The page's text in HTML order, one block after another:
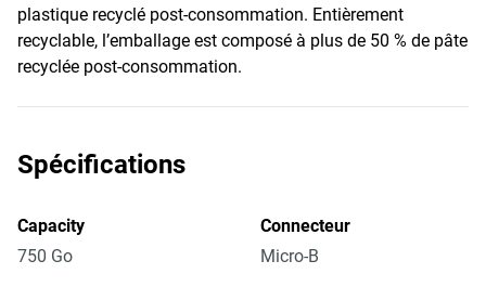
plastique recyclé post-consommation. Entièrement
recyclable, l’emballage est composé à plus de 50 % de pâte
recyclée post-consommation.
Spécifications
Capacity
750 Go
Connecteur
Micro-B